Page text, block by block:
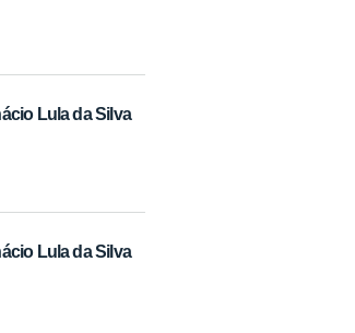
Lula da Silva
Lula da Silva